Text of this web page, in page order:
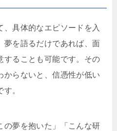
、具体的なエピソードを入
夢を語るだけであれば、面
することも可能です。その
からないと、信憑性が低い
。
の夢を抱いた」「こんな研